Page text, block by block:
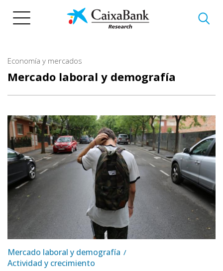
Economía y mercados
Mercado laboral y demografía
Mercado laboral y demografía
Actividad y crecimiento